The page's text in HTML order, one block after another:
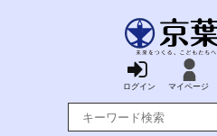
ログイン マイページ